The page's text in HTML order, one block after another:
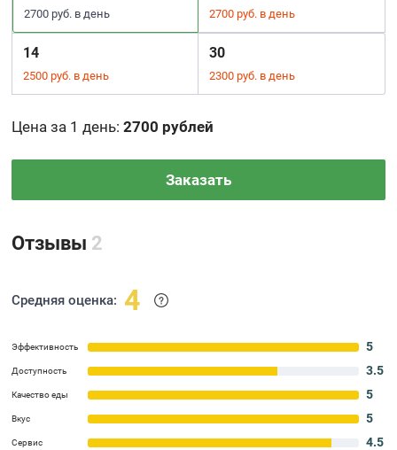
2700 руб. в день 2700 руб. в день
14
2500 руб. в день
30
2300 руб. в день
Цена за 1 день:2700 рублей
Заказать
Отзывы 2
Средняя оценка: 4
Эффективность 5
Доступность 3.5
Качество еды 5
Вкус 5
Сервис 4.5